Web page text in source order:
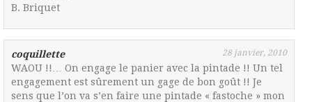
B. Briquet
coquillette 28 janvier, 2010
WAOU !!… On engage le panier avec la pintade !! Un tel
engagement est sûrement un gage de bon goût !! Je
sens que l’on va s’en faire une pintade « fastoche » mon